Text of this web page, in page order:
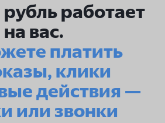
работает
на вас.
платить
клики
действия —
или звонки